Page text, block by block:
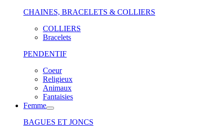
CHAINES, BRACELETS & COLLIERS
COLLIERS
Bracelets
PENDENTIF
Coeur
Religieux
Animaux
Fantaisies
Femme
BAGUES ET JONCS